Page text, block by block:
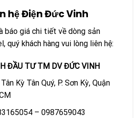
hệ Điện Đức Vinh
báo giá chi tiết về dòng sản
quý khách hàng vui lòng liên hệ:
ĐẦU TƯ TM DV ĐỨC VINH
Kỳ Tân Quý, P. Sơn Kỳ, Quận
– 0987659043